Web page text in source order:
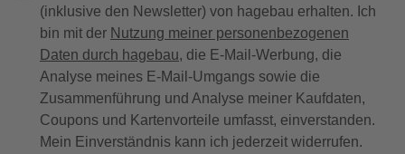
(inklusive den Newsletter) von hagebau erhalten. Ich
bin mit der Nutzung meiner personenbezogenen
Daten durch hagebau, die E-Mail-Werbung, die
Analyse meines E-Mail-Umgangs sowie die
Zusammenführung und Analyse meiner Kaufdaten,
Coupons und Kartenvorteile umfasst, einverstanden.
Mein Einverständnis kann ich jederzeit widerrufen.